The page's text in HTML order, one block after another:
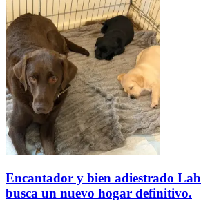
Encantador y bien adiestrado
busca un nuevo hogar definitivo.